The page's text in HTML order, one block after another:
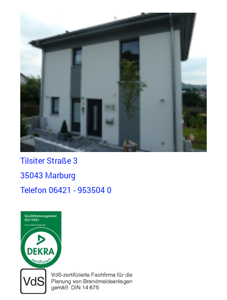
Tilsiter Straße 3
35043 Marburg
Telefon 06421 - 953504 0